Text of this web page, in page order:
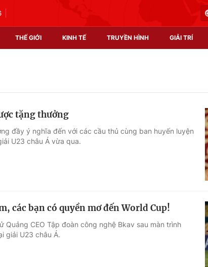
THẾ GIỚI KINH TẾ TRUYỀN HÌNH GIẢI TRÍ
Giải sao mai
tặng thưởng
đầy ý nghĩa đến với các cầu thủ cùng ban huyến luyện
U23 châu Á vừa qua.
các bạn có quyền mơ đến World Cup!
CEO Tập đoàn công nghệ Bkav sau màn trình
giải U23 châu Á.